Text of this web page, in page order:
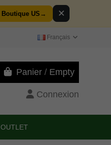
Boutique US → ✕
Français
Panier / Empty
Connexion
OUTLET